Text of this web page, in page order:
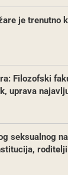
je trenutno
Filozofski
uprava
seksualnog